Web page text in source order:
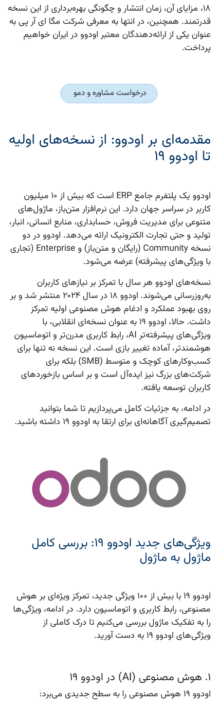
۱۸، مزایای آن، زمان انتشار و چگونگی بهره‌برداری از این نسخه
قدرتمند. همچنین، در انتها به معرفی شرکت مگا ای آر پی به
عنوان یکی از ارائه‌دهندگان معتبر اودوو در ایران خواهیم
پرداخت.
درخواست مشاوره و دمو
مقدمه‌ای بر اودوو: از نسخه‌های اولیه
تا اودوو ۱۹
اودوو یک پلتفرم جامع ERP است که بیش از ۱۰ میلیون
کاربر در سراسر جهان دارد. این نرم‌افزار متن‌باز، ماژول‌های
متنوعی برای مدیریت فروش، حسابداری، منابع انسانی، انبار،
تولید و حتی تجارت الکترونیک ارائه می‌دهد. اودوو در دو
نسخه Community (رایگان و متن‌باز) و Enterprise (تجاری
با ویژگی‌های پیشرفته) عرضه می‌شود.
نسخه‌های اودوو هر سال با تمرکز بر نیازهای کاربران
به‌روزرسانی می‌شوند. اودوو ۱۸ در سال ۲۰۲۴ منتشر شد و بر
روی بهبود عملکرد و ادغام هوش مصنوعی اولیه تمرکز
داشت. حالا، اودوو ۱۹
به عنوان نسخه‌ای انقلابی، با
ویژگی‌های پیشرفته‌تر AI، رابط کاربری مدرن‌تر و اتوماسیون
هوشمندتر، آماده تغییر بازی است. این نسخه نه تنها برای
کسب‌وکارهای کوچک و متوسط (SMB) بلکه برای
شرکت‌های بزرگ نیز ایده‌آل است و بر اساس بازخوردهای
کاربران توسعه یافته.
در ادامه، به جزئیات کامل می‌پردازیم تا شما بتوانید
تصمیم‌گیری آگاهانه‌ای برای ارتقا به اودوو ۱۹ داشته باشید.
ویژگی‌های جدید اودوو ۱۹: بررسی کامل
ماژول به ماژول
اودوو ۱۹
با بیش از ۱۰۰ ویژگی جدید، تمرکز ویژه‌ای بر هوش
مصنوعی، رابط کاربری و اتوماسیون دارد. در ادامه، ویژگی‌ها
را به تفکیک ماژول بررسی می‌کنیم تا درک کاملی از
ویژگی‌های اودوو ۱۹
به دست آورید.
۱. هوش مصنوعی (AI) در اودوو ۱۹
اودوو ۱۹ هوش مصنوعی را به سطح جدیدی می‌برد: